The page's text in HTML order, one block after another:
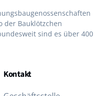
der Bau­klötzchen
sind es über 400
Kontakt